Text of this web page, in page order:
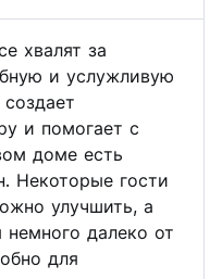
хвалят за
и услужливую
и помогает с
доме есть
Некоторые гости
улучшить, а
немного далеко от
для